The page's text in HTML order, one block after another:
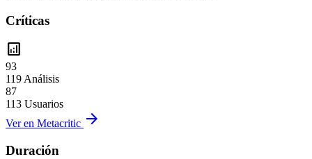
Críticas
analytics
93
119 Análisis
87
113 Usuarios
Ver en Metacritic arrow_forward
Duración